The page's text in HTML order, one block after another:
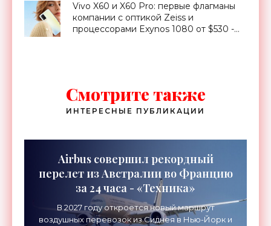
Vivo X60 и X60 Pro: первые флагманы
компании с оптикой Zeiss и
процессорами Exynos 1080 от $530 -
Смотрите также
ИНТЕРЕСНЫЕ ПУБЛИКАЦИИ
Airbus совершил рекордный
перелет из Австралии во Францию
за 24 часа - «Техника»
В 2027 году откроется новый маршрут
воздушных перевозок из Сиднея в Нью-Йорк и